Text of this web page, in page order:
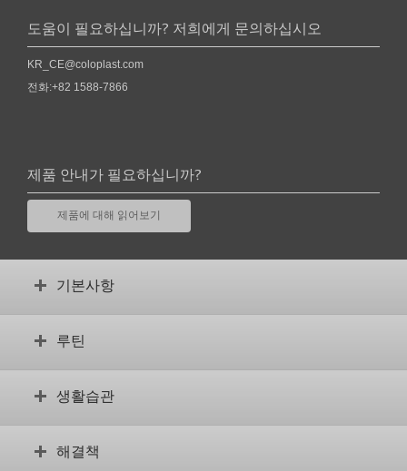
도움이 필요하십니까? 저희에게 문의하십시오
KR_CE@coloplast.com
전화:+82 1588-7866
제품 안내가 필요하십니까?
제품에 대해 읽어보기
기본사항
장루란 무엇입니까?
체형이 어떻습니까?
용어집
장루가 있는 자녀
루틴
안정적인 루틴 설정
보조 제품을 위한 동영상
생활습관
장루와 함께 하는 일상 생활
해결책